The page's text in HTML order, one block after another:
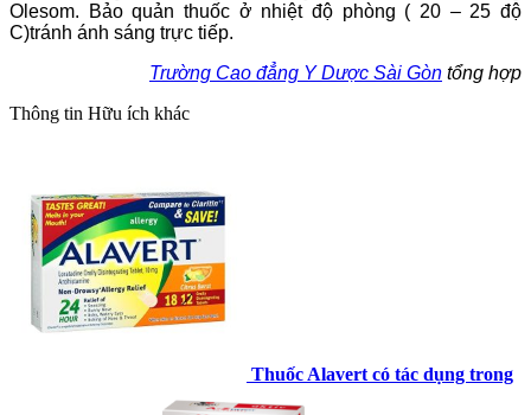
Olesom. Bảo quản thuốc ở nhiệt độ phòng ( 20 – 25 độ
C)tránh ánh sáng trực tiếp.
Trường Cao đẳng Y Dược Sài Gòn tổng hợp
Thông tin Hữu ích khác
Thuốc Alavert có tác dụng trong